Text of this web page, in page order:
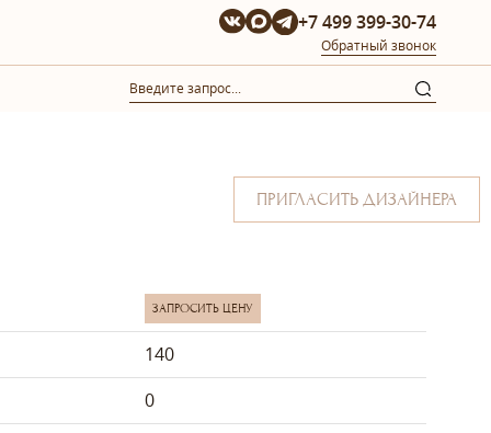
+7 499 399-30-74
Обратный звонок
ПРИГЛАСИТЬ ДИЗАЙНЕРА
ЗАПРОСИТЬ ЦЕНУ
140
0